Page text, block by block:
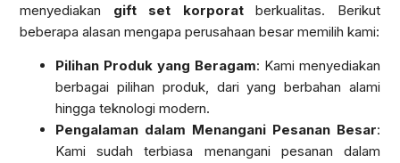
menyediakan gift set korporatberkualitas. Berikut
beberapa alasan mengapa perusahaan besar memilih kami:
Pilihan Produk yang Beragam: Kami menyediakan
berbagai pilihan produk, dari yang berbahan alami
hingga teknologi modern.
Pengalaman dalam Menangani Pesanan Besar:
Kami sudah terbiasa menangani pesanan dalam